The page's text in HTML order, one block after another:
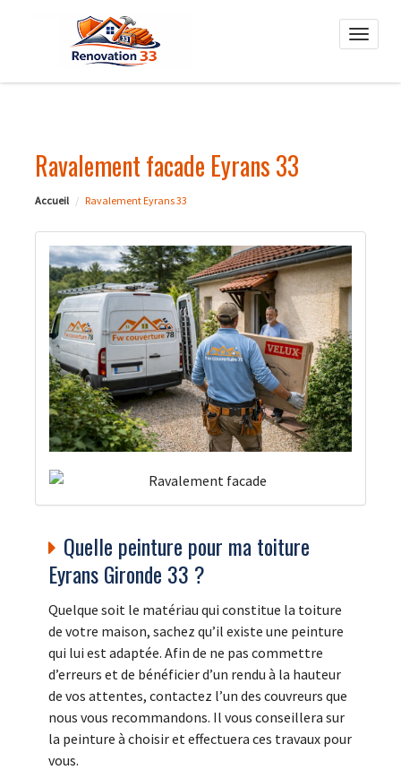
Toggle
Ravalement facade Eyrans 33
Accueil Ravalement Eyrans 33
Quelle peinture pour ma toiture
Eyrans Gironde 33 ?
Quelque soit le matériau qui constitue la toiture
de votre maison, sachez qu’il existe une peinture
qui lui est adaptée. Afin de ne pas commettre
d’erreurs et de bénéficier d’un rendu à la hauteur
de vos attentes, contactez l’un des couvreurs que
nous vous recommandons. Il vous conseillera sur
la peinture à choisir et effectuera ces travaux pour
vous.